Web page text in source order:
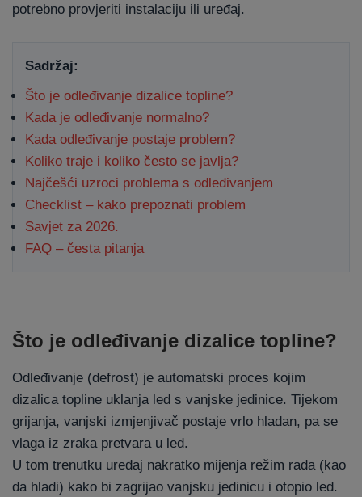
potrebno provjeriti instalaciju ili uređaj.
Sadržaj:
Što je odleđivanje dizalice topline?
Kada je odleđivanje normalno?
Kada odleđivanje postaje problem?
Koliko traje i koliko često se javlja?
Najčešći uzroci problema s odleđivanjem
Checklist – kako prepoznati problem
Savjet za 2026.
FAQ – česta pitanja
Što je odleđivanje dizalice topline?
Odleđivanje (defrost) je automatski proces kojim
dizalica topline uklanja led s vanjske jedinice. Tijekom
grijanja, vanjski izmjenjivač postaje vrlo hladan, pa se
vlaga iz zraka pretvara u led.
U tom trenutku uređaj nakratko mijenja režim rada (kao
da hladi) kako bi zagrijao vanjsku jedinicu i otopio led.